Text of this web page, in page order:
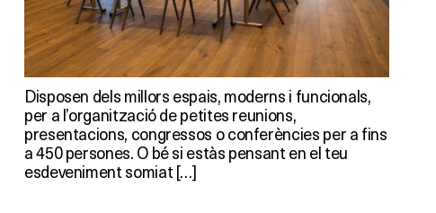
Disposen dels millors espais, moderns i funcionals,
per a l’organització de petites reunions,
presentacions, congressos o conferències per a fins
a 450 persones. O bé si estàs pensant en el teu
esdeveniment somiat […]